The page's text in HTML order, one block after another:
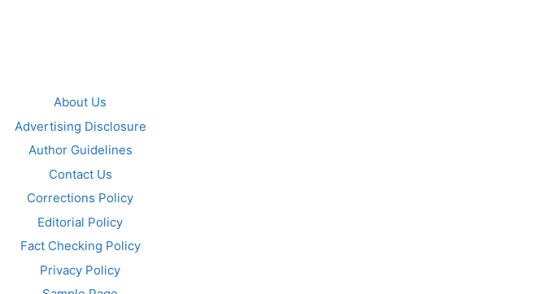
About Us
Advertising Disclosure
Author Guidelines
Contact Us
Corrections Policy
Editorial Policy
Fact Checking Policy
Privacy Policy